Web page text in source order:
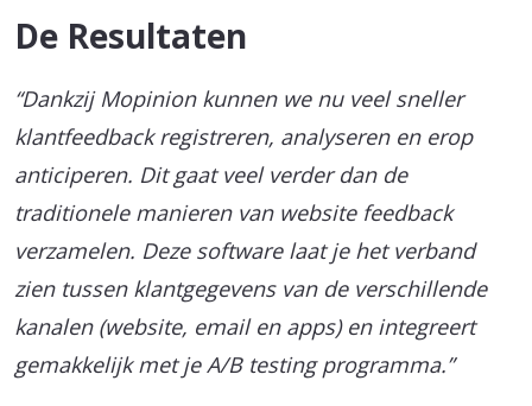
De Resultaten
“Dankzij Mopinion kunnen we nu veel sneller
klantfeedback registreren, analyseren en erop
anticiperen. Dit gaat veel verder dan de
traditionele manieren van website feedback
verzamelen. Deze software laat je het verband
zien tussen klantgegevens van de verschillende
kanalen (website, email en apps) en integreert
gemakkelijk met je A/B testing programma.”